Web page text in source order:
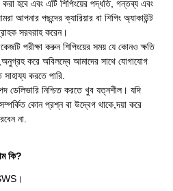
করা হবে এবং এটি শিপিংয়ের পদ্ধতি, গন্তব্য এবং
আপনার পছন্দের ক্যারিয়ার বা শিপিং অ্যাকাউন্ট
সরবরাহ করেন।
পরীক্ষা করুন শিপিংয়ের সময় যে কোনও ক্ষতি
করে অবিলম্বে আমাদের সাথে যোগাযোগ
করতে পারি.
ডেলিভারি নিশ্চিত করতে খুব যত্নশীল। যদি
কোন প্রশ্ন বা উদ্বেগ থাকে,দয়া করে
না.
কি?
SWS।